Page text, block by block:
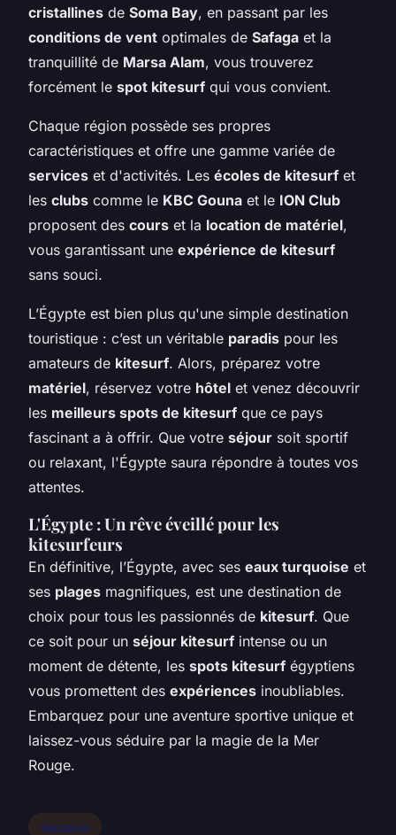
cristallines de Soma Bay, en passant par les
conditions de vent optimales de Safaga et la
tranquillité de Marsa Alam, vous trouverez
forcément le spot kitesurf qui vous convient.
Chaque région possède ses propres
caractéristiques et offre une gamme variée de
services et d'activités. Les écoles de kitesurf et
les clubs comme le KBC Gouna et le ION Club
proposent des cours et la location de matériel,
vous garantissant une expérience de kitesurf
sans souci.
L’Égypte est bien plus qu'une simple destination
touristique : c’est un véritable paradis pour les
amateurs de kitesurf. Alors, préparez votre
matériel, réservez votre hôtel et venez découvrir
les meilleurs spots de kitesurf que ce pays
fascinant a à offrir. Que votre séjour soit sportif
ou relaxant, l'Égypte saura répondre à toutes vos
attentes.
L'Égypte : Un rêve éveillé pour les
kitesurfeurs
En définitive, l’Égypte, avec ses eaux turquoise et
ses plages magnifiques, est une destination de
choix pour tous les passionnés de kitesurf. Que
ce soit pour un séjour kitesurf intense ou un
moment de détente, les spots kitesurf égyptiens
vous promettent des expériences inoubliables.
Embarquez pour une aventure sportive unique et
laissez-vous séduire par la magie de la Mer
Rouge.
Vacance